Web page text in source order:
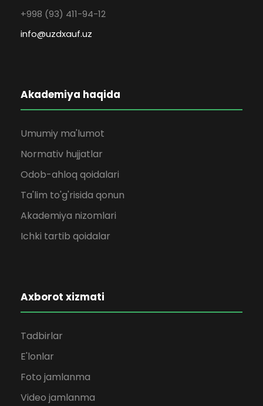
+998 (93) 411-94-12
info@uzdxauf.uz
Akademiya haqida
Umumiy ma'lumot
Normativ hujjatlar
Odob-ahloq qoidalari
Ta'lim to'g'risida qonun
Akademiya nizomlari
Ichki tartib qoidalar
Axborot xizmati
Tadbirlar
E'lonlar
Foto jamlanma
Video jamlanma